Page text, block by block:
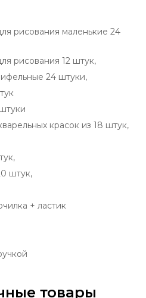
рисования маленькие 24
рисования 12 штук,
24 штуки,
красок из 18 штук,
штук,
+ ластик
товары